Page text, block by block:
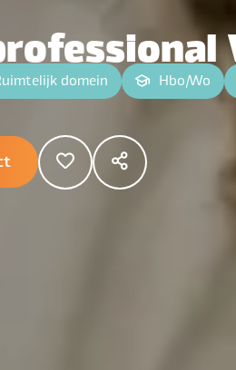
domein Hbo|Wo